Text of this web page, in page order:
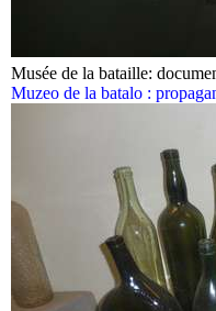
Musée de la bataille:
Muzeo de la batalo :